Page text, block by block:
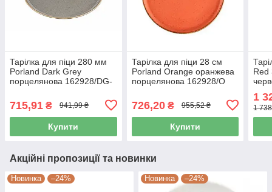
Тарілка для піци 280 мм
Porland Dark Grey
порцелянова 162928/DG-
715,91 ₴ 941,99 ₴
Купити
Тарілка для піци 28 см
Porland Orange оранжева
порцелянова 162928/O
726,20₴ 955,52 ₴
Купити
1
1
Акційні пропозиції та новинки
Новинка –24% Новинка –24%